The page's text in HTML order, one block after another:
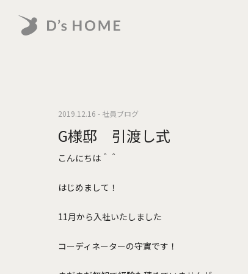
G様邸 引渡し式
2019.12.16 - 社員ブログ
こんにちは＾＾
はじめまして！
11月から入社いたしました
コーディネーターの守實です！